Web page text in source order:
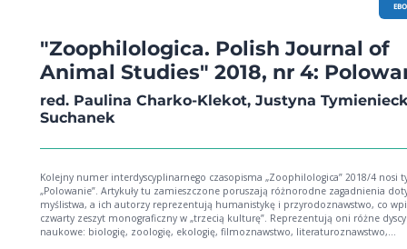
"Zoophilologica. Polish Journal of
Animal Studies" 2018, nr 4:
red. Paulina Charko-Klekot, Justyna
Suchanek
Kolejny numer interdyscyplinarnego czasopisma „Zoophilologica” 2018/4 nosi
„Polowanie”. Artykuły tu zamieszczone poruszają różnorodne zagadnienia
myślistwa, a ich autorzy reprezentują humanistykę i przyrodoznawstwo, co
czwarty zeszyt monograficzny w „trzecią kulturę”. Reprezentują oni różne
naukowe: biologię, zoologię, ekologię, filmoznawstwo, literaturoznawstwo,